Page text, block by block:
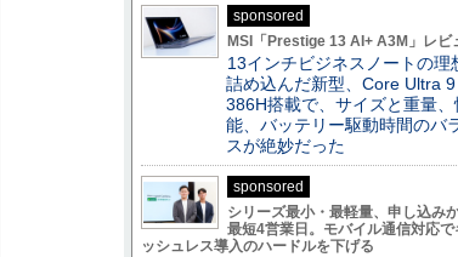
sponsored
MSI「Prestige 13 AI+ A3M」レビ
13インチビジネスノートの理
詰め込んだ新型、Core Ultra 9
386H搭載で、サイズと重量、
能、バッテリー駆動時間のバ
スが絶妙だった
sponsored
シリーズ最小・最軽量、申し込み
最短4営業日。モバイル通信対応で
ッシュレス導入のハードルを下げる